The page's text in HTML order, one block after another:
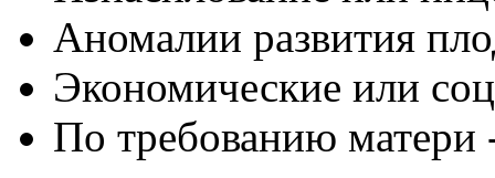
Аномалии развития
Экономические или
По требованию матери